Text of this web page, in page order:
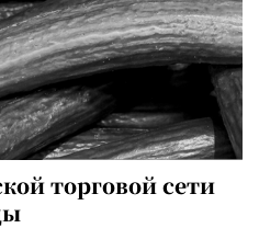
торговой сети